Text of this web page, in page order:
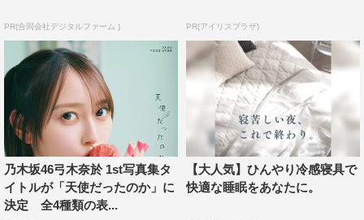
弓木奈於1st写真集「天使だったのか」パネル展
●東京都・紀伊國屋書店 新宿本店
7月23日（火）～8月5日（月）
展示テーマ「僕は天使を見た」
●東京都・HMV&BOOKS SHIBUYA
7月23日（火）～8月5日（月）
展示テーマ「君の隣に天使がいる」
PR(合同会社デジタルファーム ) PR(アイリスプラザ)
乃木坂46弓木奈於 1st写真集タ
イトルが「天使だったのか」に
決定 全4種類の表...
【大人気】ひんやり冷感寝具で
快適な睡眠をあなたに。